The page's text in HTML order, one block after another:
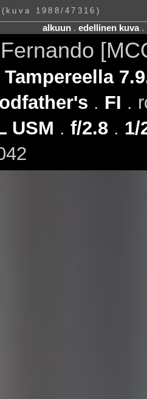
1988/47316)
alkuun. edellinen kuva.
. FI .
USM . f/2.8. 1/